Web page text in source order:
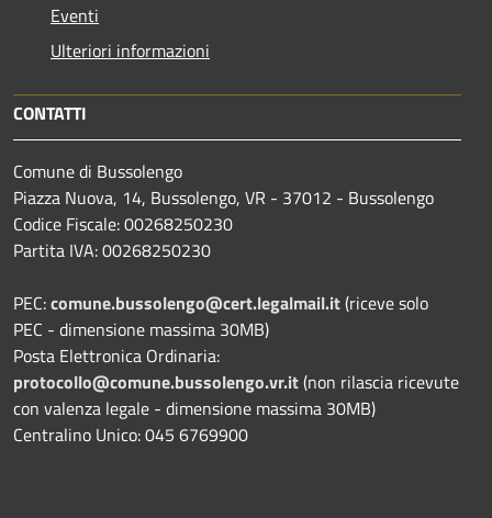
Eventi
Ulteriori informazioni
CONTATTI
Comune di Bussolengo
Piazza Nuova, 14, Bussolengo, VR - 37012 - Bussolengo
Codice Fiscale: 00268250230
Partita IVA: 00268250230
PEC:comune.bussolengo@cert.legalmail.it(riceve solo
PEC - dimensione massima 30MB)
Posta Elettronica Ordinaria:
protocollo@comune.bussolengo.vr.it(non rilascia ricevute
con valenza legale - dimensione massima 30MB)
Centralino Unico: 045 6769900